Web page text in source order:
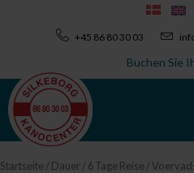
+45 86 80 30 03
Buchen Sie
Startseite/ Dauer / 6 Tage Reise/